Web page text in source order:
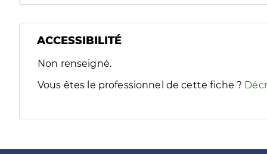
ACCESSIBILITÉ
Filtres
Sélectionnez un ou plusieurs handicaps/besoins
Non renseigné.
Vous êtes le professionnel de cette fiche ?